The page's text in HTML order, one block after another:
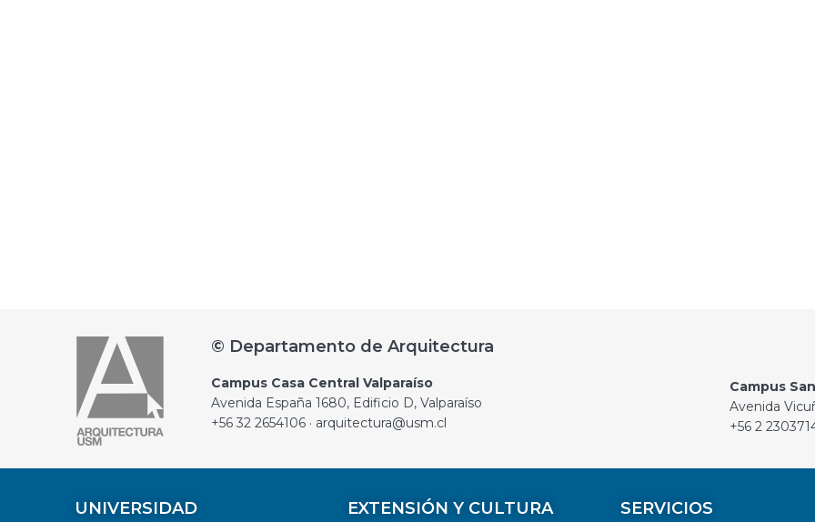
© Departamento de Arquitectura
Campus Casa Central Valparaíso
Avenida España 1680, Edificio D, Valparaíso
+56 32 2654106 · arquitectura@usm.cl
Campus
Avenida
+56 2
UNIVERSIDAD EXTENSIÓN Y CULTURA SERVICIOS